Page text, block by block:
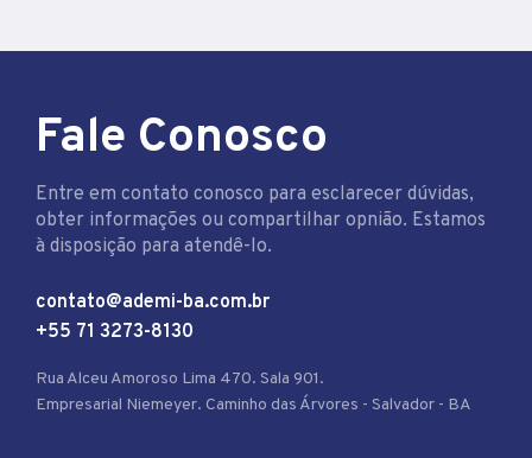
Fale Conosco
Entre em contato conosco para esclarecer dúvidas,
obter informações ou compartilhar opnião. Estamos
à disposição para atendê-lo.
contato@ademi-ba.com.br
+55 71 3273-8130
Rua Alceu Amoroso Lima 470. Sala 901.
Empresarial Niemeyer. Caminho das Árvores - Salvador - BA